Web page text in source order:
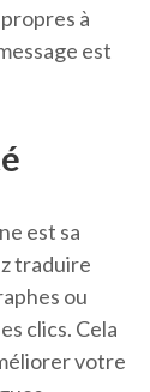
à
est
est sa
traduire
ou
clics. Cela
votre